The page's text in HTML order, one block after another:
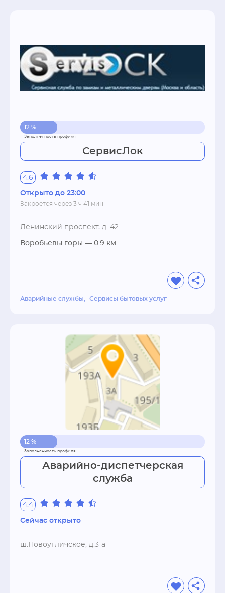
12 %
СервисЛок
4.6
Открыто до 23:00
Закроется через 3 ч 41 мин
Ленинский проспект, д. 42
Воробьевы горы — 0.9 км
Аварийные службы Сервисы бытовых услуг
12 %
Аварийно-диспетчерская
служба
4.4
Сейчас открыто
ш.Новоугличское, д.3-а